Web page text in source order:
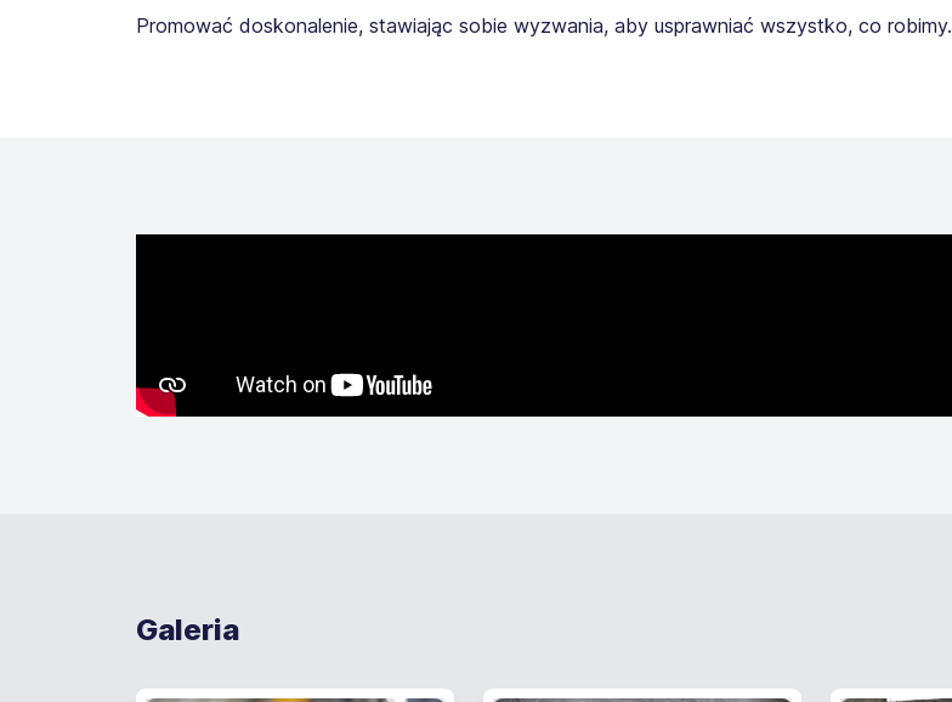
Promować doskonalenie, stawiając sobie wyzwania, aby usprawniać wszystko, co robimy.
Galeria